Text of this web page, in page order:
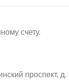
счету.
проспект, д.